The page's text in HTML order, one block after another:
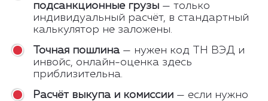
подсанкционные грузы — только
индивидуальный расчёт, в стандартный
калькулятор не заложены.
Точная пошлина — нужен код ТН ВЭД и
инвойс, онлайн-оценка здесь
приблизительна.
Расчёт выкупа и комиссии — если нужно